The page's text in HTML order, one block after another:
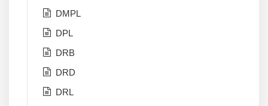
DMPL
DPL
DRB
DRD
DRL